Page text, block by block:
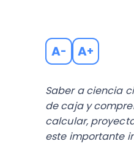
A- A+
Saber a ciencia
de caja y
calcular,
este importante